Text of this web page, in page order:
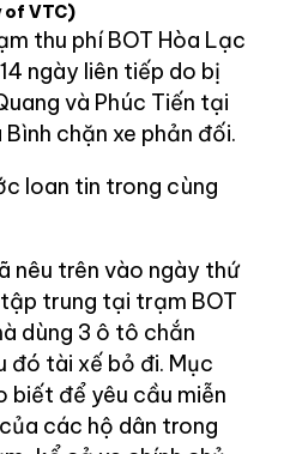
of VTC)
thu phí BOT Hòa Lạc
ngày liên tiếp do bị
và Phúc Tiến tại
chặn xe phản đối.
loan tin trong cùng
nêu trên vào ngày thứ
trung tại trạm BOT
dùng 3 ô tô chắn
đó tài xế bỏ đi. Mục
biết để yêu cầu miễn
các hộ dân trong